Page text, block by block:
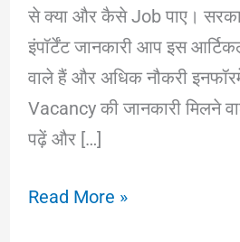
से क्या और कैसे Job पाए।
इंपॉर्टेंट जानकारी आप इस
वाले हैं और अधिक नौकरी
Vacancy की जानकारी मिलने
पढ़ें और […]
Sarkari
Read More »